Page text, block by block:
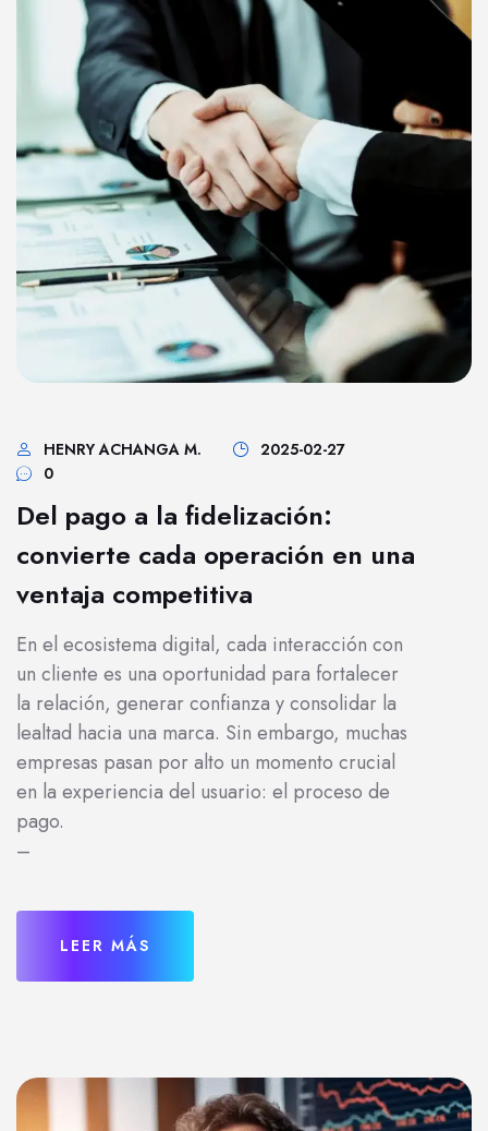
HENRY ACHANGA M.
2025-02-27
0
Del pago a la fidelización:
convierte cada operación en una
ventaja competitiva
En el ecosistema digital, cada interacción con
un cliente es una oportunidad para fortalecer
la relación, generar confianza y consolidar la
lealtad hacia una marca. Sin embargo, muchas
empresas pasan por alto un momento crucial
en la experiencia del usuario: el proceso de
pago.
–
LEER MÁS